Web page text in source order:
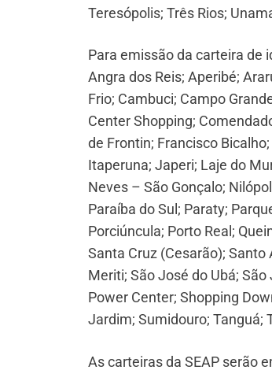
Teresópolis; Três Rios;
Para emissão da carteira de
Angra dos Reis; Aperibé;
Frio; Cambuci; Campo
Center Shopping;
de Frontin; Francisco
Itaperuna; Japeri; Laje do
Neves – São Gonçalo;
Paraíba do Sul; Paraty;
Porciúncula; Porto Real;
Santa Cruz (Cesarão); Santo
Meriti; São José do Ubá;
Power Center; Shopping
Jardim; Sumidouro; Tanguá;
As carteiras da SEAP serão